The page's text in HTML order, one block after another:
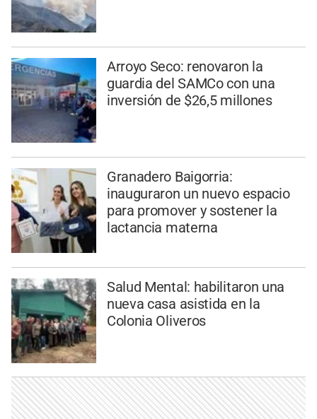
Arroyo Seco: renovaron la
guardia del SAMCo con una
inversión de $26,5 millones
Granadero Baigorria:
inauguraron un nuevo espacio
para promover y sostener la
lactancia materna
Salud Mental: habilitaron una
nueva casa asistida en la
Colonia Oliveros